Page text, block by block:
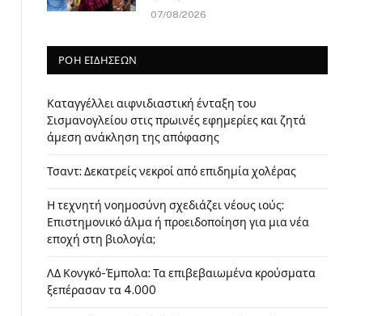
07/08/2026
ΡΟΗ ΕΙΔΗΣΕΩΝ
Καταγγέλλει αιφνιδιαστική ένταξη του
Σισμανογλείου στις πρωινές εφημερίες και ζητά
άμεση ανάκληση της απόφασης
Τσαντ: Δεκατρείς νεκροί από επιδημία χολέρας
Η τεχνητή νοημοσύνη σχεδιάζει νέους ιούς:
Επιστημονικό άλμα ή προειδοποίηση για μια νέα
εποχή στη βιολογία;
ΛΔ Κονγκό-Έμπολα: Τα επιβεβαιωμένα κρούσματα
ξεπέρασαν τα 4.000